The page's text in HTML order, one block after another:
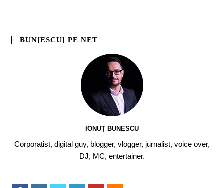
BUN[ESCU] PE NET
IONUȚ BUNESCU
Corporatist, digital guy, blogger, vlogger, jurnalist, voice over,
DJ, MC, entertainer.